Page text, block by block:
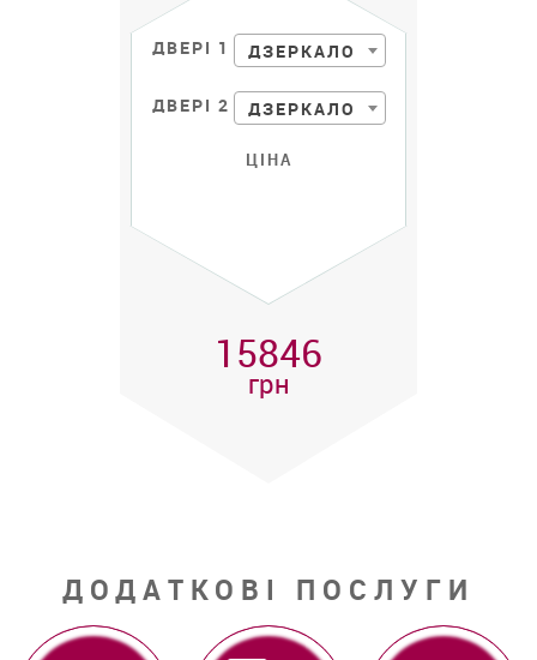
ДВЕРІ 1 ДЗЕРКАЛО
ДВЕРІ 2 ДЗЕРКАЛО
ЦІНА
15846
грн
ДОДАТКОВІ ПОСЛУГИ